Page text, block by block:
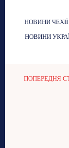
НОВИНИ ЧЕХІЇ
НОВИНИ
ПОПЕРЕДНЯ